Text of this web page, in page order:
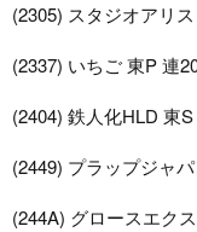
(2305) スタジオアリ
(2337) いちご 東P 連
(2404) 鉄人化HLD 東
(2449) プラップジャ
(244A) グロースエク